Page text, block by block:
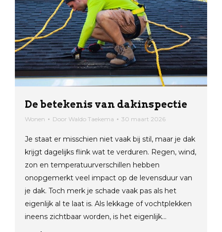
De betekenis van dakinspectie
Wonen Door Waldo Taekema 30 maart 2026
Je staat er misschien niet vaak bij stil, maar je dak
krijgt dagelijks flink wat te verduren. Regen, wind,
zon en temperatuurverschillen hebben
onopgemerkt veel impact op de levensduur van
je dak. Toch merk je schade vaak pas als het
eigenlijk al te laat is. Als lekkage of vochtplekken
ineens zichtbaar worden, is het eigenlijk…